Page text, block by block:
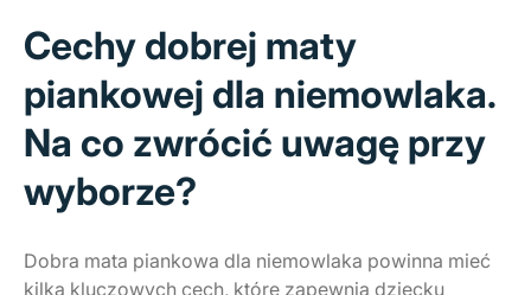
Cechy dobrej maty
piankowej dla niemowlaka.
Na co zwrócić uwagę przy
wyborze?
Dobra mata piankowa dla niemowlaka powinna mieć
kilka kluczowych cech, które zapewnią dziecku